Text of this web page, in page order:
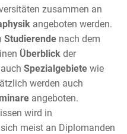
zusammen an
angeboten werden.
Studierende nach dem
Überblick der
Spezialgebiete wie
werden auch
angeboten.
wird in
meist an Diplomanden